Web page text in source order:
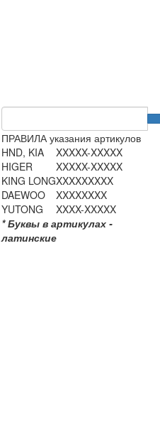
ПРАВИЛА указания артикулов
HND, KIA
XXXXX-XXXXX
HIGER
XXXXX-XXXXX
KING LONGXXXXXXXXX
DAEWOO
XXXXXXXX
YUTONG
XXXX-XXXXX
* Буквы в артикулах -
латинские